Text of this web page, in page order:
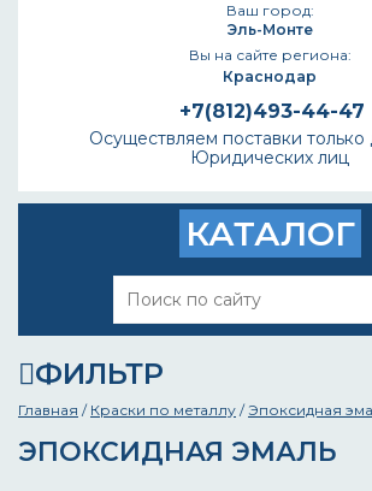
Ваш город:
Эль-Монте
Вы на сайте региона:
Краснодар
+7(812)493-44-47
Осуществляем поставки
Юридических лиц
КАТАЛОГ
ФИЛЬТР
Главная / Краски по металлу /Эпоксидная
ЭПОКСИДНАЯ ЭМАЛЬ